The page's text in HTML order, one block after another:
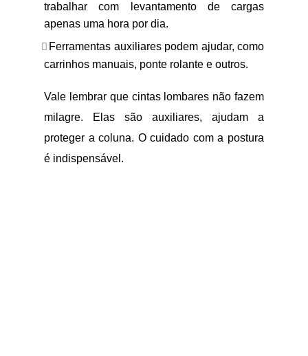
trabalhar com levantamento de cargas
apenas uma hora por dia.
Ferramentas auxiliares podem ajudar, como
carrinhos manuais, ponte rolante e outros.
Vale lembrar que cintas lombares não fazem
milagre. Elas são auxiliares, ajudam a
proteger a coluna. O cuidado com a postura
é indispensável.